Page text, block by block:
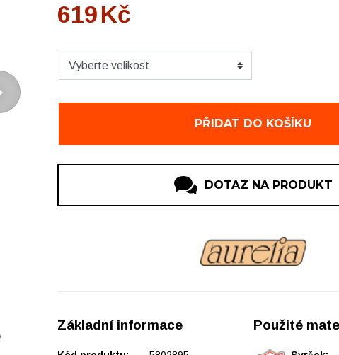
619Kč
PŘIDAT DO KOŠÍKU
DOTAZ NA PRODUKT
Základní informace Použité